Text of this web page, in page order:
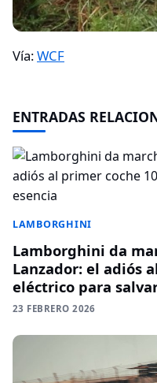
Vía:WCF
ENTRADAS
LAMBORGHINI
Lamborghini da
Lanzador: el adiós
eléctrico para
23 FEBRERO 2026